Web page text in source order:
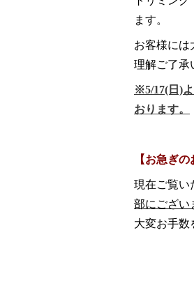
ます。
お客様には
理解ご了承
※5/17(日)
おります。
【お急ぎの
現在ご覧い
部にござい
大変お手数